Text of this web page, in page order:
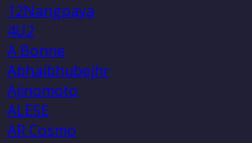
12Nangpaya
4U2
A Bonne
Abhaibhubejhr
Ajinomoto
ALESE
AR Cosmo